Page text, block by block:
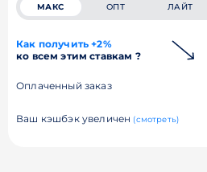
МАКС ОПТ ЛАЙТ
Как получить +2%
ко всем этим ставкам ?
Оплаченный заказ
Ваш кэшбэк увеличен (смотреть)